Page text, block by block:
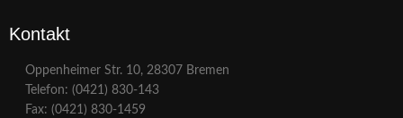
Kontakt
Oppenheimer Str. 10, 28307 Bremen
Telefon: (0421) 830-143
Fax: (0421) 830-1459